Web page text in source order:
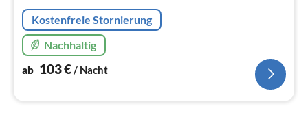
Kostenfreie Stornierung
Nachhaltig
ab 103€/ Nacht